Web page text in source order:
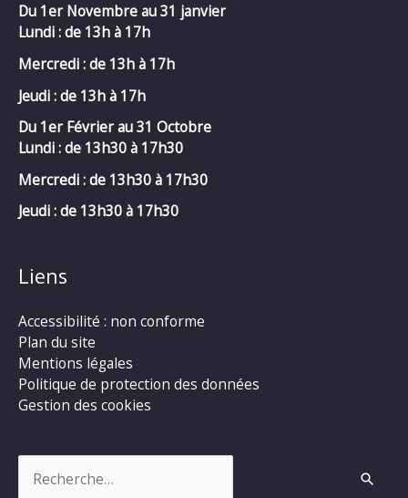
Du 1er Novembre au 31 janvier
Lundi : de 13h à 17h
Mercredi :de 13h à 17h
Jeudi : de 13h à 17h
Du 1er Février au 31 Octobre
Lundi : de 13h30 à 17h30
Mercredi :de 13h30 à 17h30
Jeudi : de 13h30 à 17h30
Liens
Accessibilité : non conforme
Plan du site
Mentions légales
Politique de protection des données
Gestion des cookies